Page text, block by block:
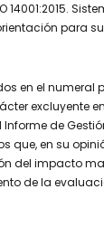
14001:2015.
para
en el numeral
excluyente
de
que, en su
del impacto
de la